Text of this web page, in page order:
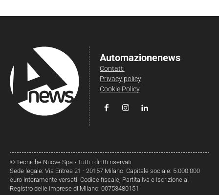
Automazionenews
Contatti
Privacy policy
Cookie Policy
© Tecniche Nuove Spa • Tutti i diritti riservati.
Sede legale: Via Eritrea 21 - 20157 Milano. Capitale sociale: 5.000.000
euro interamente versati. Codice fiscale, Partita Iva e Iscrizione al
Registro delle Imprese di Milano: 00753480151